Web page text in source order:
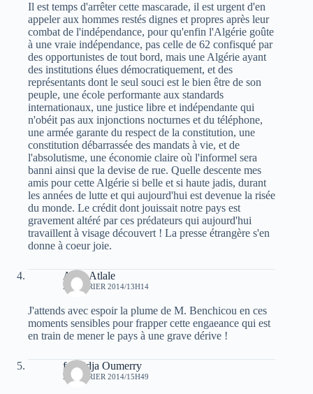
Il est temps d'arrêter cette mascarade, il est urgent d'en
appeler aux hommes restés dignes et propres après leur
combat de l'indépendance, pour qu'enfin l'Algérie goûte
à une vraie indépendance, pas celle de 62 confisqué par
des opportunistes de tout bord, mais une Algérie ayant
des institutions élues démocratiquement, et des
représentants dont le seul souci est le bien être de son
peuple, une école performante aux standards
internationaux, une justice libre et indépendante qui
n'obéit pas aux injonctions nocturnes et du téléphone,
une armée garante du respect de la constitution, une
constitution débarrassée des mandats à vie, et de
l'absolutisme, une économie claire où l'informel sera
banni ainsi que la devise de rue. Quelle descente mes
amis pour cette Algérie si belle et si haute jadis, durant
les années de lutte et qui aujourd'hui est devenue la risée
du monde. Le crédit dont jouissait notre pays est
gravement altéré par ces prédateurs qui aujourd'hui
travaillent à visage découvert ! La presse étrangère s'en
donne à coeur joie.
Atala Atlale
27 FÉVRIER 2014/13H14
J'attends avec espoir la plume de M. Benchicou en ces
moments sensibles pour frapper cette engaeance qui est
en train de mener le pays à une grave dérive !
faroudja Oumerry
27 FÉVRIER 2014/15H49